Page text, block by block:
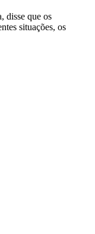
disse que os
situações, os